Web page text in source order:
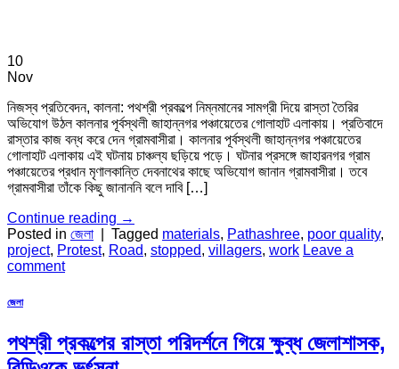
10
Nov
নিজস্ব প্রতিবেদন, কালনা: পথশ্রী প্রকল্পে নিম্নমানের সামগ্রী দিয়ে রাস্তা তৈরির
অভিযোগ উঠল কালনার পূর্বস্থলী জাহান্নগর পঞ্চায়েতের গোলাহাট এলাকায়। প্রতিবাদে
রাস্তার কাজ বন্ধ করে দেন গ্রামবাসীরা। কালনার পূর্বস্থলী জাহান্নগর পঞ্চায়েতের
গোলাহাট এলাকায় এই ঘটনায় চাঞ্চল্য ছড়িয়ে পড়ে। ঘটনার প্রসঙ্গে জাহারনগর গ্রাম
পঞ্চায়েতের প্রধান মৃণালকান্তি দেবনাথের কাছে অভিযোগ জানান গ্রামবাসীরা। তবে
গ্রামবাসীরা তাঁকে কিছু জানাননি বলে দাবি […]
Continue reading →
Posted in জেলা Tagged materials, Pathashree, poor quality,
project, Protest, Road, stopped, villagers, work Leave a
comment
জেলা
পথশ্রী প্রকল্পের রাস্তা পরিদর্শনে গিয়ে ক্ষুব্ধ জেলাশাসক,